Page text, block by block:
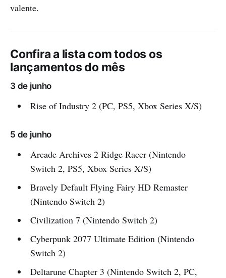
valente.
Confira a lista com todos os
lançamentos do mês
3 de junho
Rise of Industry 2 (PC, PS5, Xbox Series X/S)
5 de junho
Arcade Archives 2 Ridge Racer (Nintendo
Switch 2, PS5, Xbox Series X/S)
Bravely Default Flying Fairy HD Remaster
(Nintendo Switch 2)
Civilization 7 (Nintendo Switch 2)
Cyberpunk 2077 Ultimate Edition (Nintendo
Switch 2)
Deltarune Chapter 3 (Nintendo Switch 2, PC,